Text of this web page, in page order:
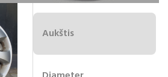
Aukštis